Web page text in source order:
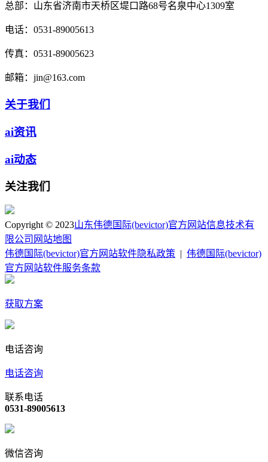
总部： 山东省济南市天桥区堤口路68号名泉中心1309室
电话： 0531-89005613
传真： 0531-89005623
邮箱： jin@163.com
关于我们
ai资讯
ai动态
关注我们
Copyright © 2023山东伟德国际(bevictor)官方网站信息技术有
限公司 网站地图
伟德国际(bevictor)官方网站软件隐私政策 | 伟德国际(bevictor)
官方网站软件服务条款
获取方案
电话咨询
电话咨询
联系电话
0531-89005613
微信咨询